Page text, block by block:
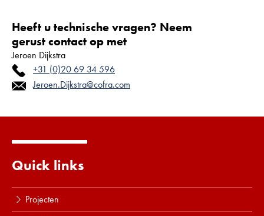
Heeft u technische vragen? Neem
gerust contact op met
Jeroen Dijkstra
+31 (0)20 69 34 596
Jeroen.Dijkstra@cofra.com
Quick links
Projecten